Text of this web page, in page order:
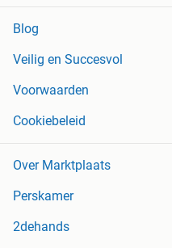
Blog
Veilig en Succesvol
Voorwaarden
Cookiebeleid
Over Marktplaats
Perskamer
2dehands